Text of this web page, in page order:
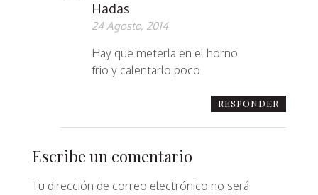
Hadas
24 Agosto, 2014
Hay que meterla en el horno
frio y calentarlo poco
RESPONDER
Escribe un comentario
Tu dirección de correo electrónico no será